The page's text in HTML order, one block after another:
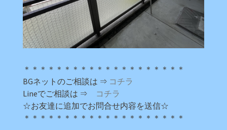
＊＊＊＊＊＊＊＊＊＊＊＊＊＊＊＊＊＊＊＊
BGネットのご相談は ⇒ コチラ
Lineでご相談は ⇒ コチラ
☆お友達に追加でお問合せ内容を送信☆
＊＊＊＊＊＊＊＊＊＊＊＊＊＊＊＊＊＊＊＊